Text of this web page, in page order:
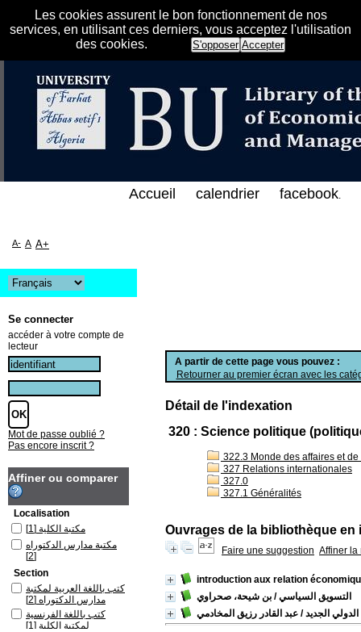
Les cookies assurent le bon fonctionnement de nos
services, en utilisant ces derniers, vous acceptez l'utilisation
des cookies.
S'opposer Accepter
الإلكتروني على الخط المباشر لمكتبة كلية
A partir de cette page vous pouvez :
Retourner au premier écran avec les
Détail de l'indexation
320 : Science politique
322.3 Monde des affaires et
327 Relations internationales
327.0
327.1 Généralités
Ouvrages de la bibliothèque en
Faire une suggestion Affiner la
introduction aux relation
التسويق السياسي/ بن شيحة، صحراوي
الجديد/ عبد القادر رزيق المخادمي
Accueil calendrier facebook.
A- A A+
Se connecter
accéder à votre compte de
lecteur
Mot de passe oublié ?
Pas encore inscrit ?
Affiner ou comparer
Localisation
مكتبة الكلية [1]
مكتبة مدارس الدكتوراه
[2]
Section
كتب باللغة العربية لمكتبة
مدارس الدكتوراه [2]
كتب باللغة الفرنسية
لمكتبة الكلية [1]